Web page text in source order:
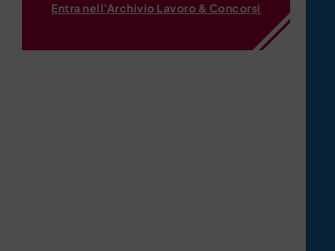
Entra nell'Archivio Lavoro & Concorsi